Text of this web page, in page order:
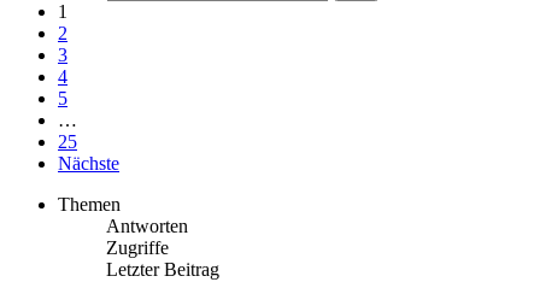
1
2
3
4
5
…
25
Nächste
Themen
Antworten
Zugriffe
Letzter Beitrag